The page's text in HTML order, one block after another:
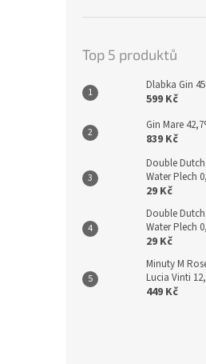
Top 5 produktů
Dlabka Gin
599 Kč
Gin Mare
839 Kč
Double
Water Plech
29 Kč
Double
Water Plech
29 Kč
Minuty M
Lucia Vinti
449 Kč